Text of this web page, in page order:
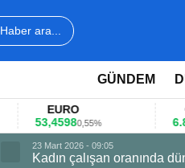
Haber ara...
GÜNDEM
0,55%
GRAM
23 Mart 2026 - 07:12
Firmalar gıda fuarlarını